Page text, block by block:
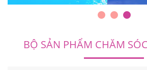
BỘ SẢN PHẨM CHĂM